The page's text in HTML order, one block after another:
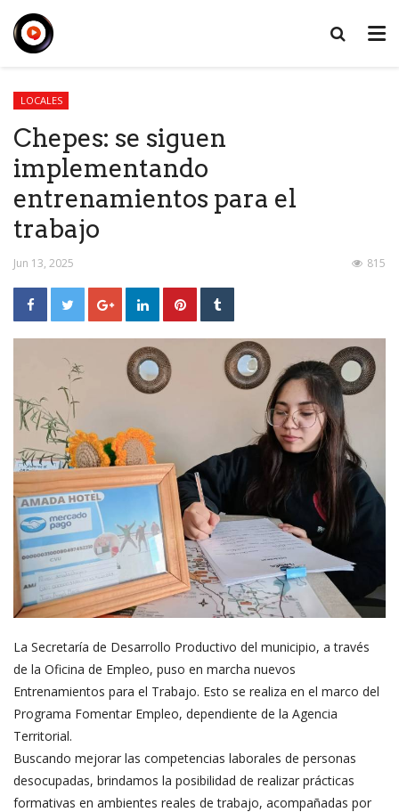
LOCALES
Chepes: se siguen
implementando
entrenamientos para el
trabajo
Jun 13, 2025 815
La Secretaría de Desarrollo Productivo del municipio, a través
de la Oficina de Empleo, puso en marcha nuevos
Entrenamientos para el Trabajo. Esto se realiza en el marco del
Programa Fomentar Empleo, dependiente de la Agencia
Territorial.
Buscando mejorar las competencias laborales de personas
desocupadas, brindamos la posibilidad de realizar prácticas
formativas en ambientes reales de trabajo, acompañadas por